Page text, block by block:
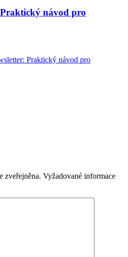
návod pro
Praktický návod pro
zveřejněna. Vyžadované informace